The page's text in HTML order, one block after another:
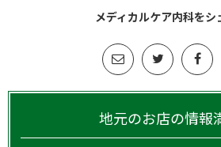
メディカルケア内科をシ
地元のお店の情報